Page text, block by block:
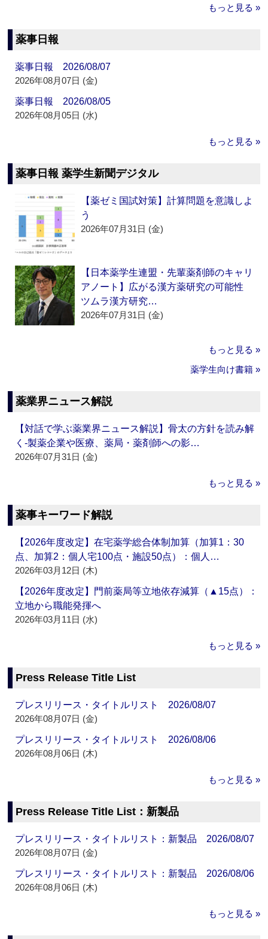
もっと見る »
薬事日報
薬事日報 2026/08/07
2026年08月07日 (金)
薬事日報 2026/08/05
2026年08月05日 (水)
もっと見る »
薬事日報 薬学生新聞デジタル
【薬ゼミ国試対策】計算問題を意識しよ
う
2026年07月31日 (金)
【日本薬学生連盟・先輩薬剤師のキャリ
アノート】広がる漢方薬研究の可能性
ツムラ漢方研究…
2026年07月31日 (金)
もっと見る »
薬学生向け書籍 »
薬業界ニュース解説
【対話で学ぶ薬業界ニュース解説】骨太の方針を読み解
く‐製薬企業や医療、薬局・薬剤師への影…
2026年07月31日 (金)
もっと見る »
薬事キーワード解説
【2026年度改定】在宅薬学総合体制加算（加算1：30
点、加算2：個人宅100点・施設50点）：個人…
2026年03月12日 (木)
【2026年度改定】門前薬局等立地依存減算（▲15点）：
立地から職能発揮へ
2026年03月11日 (水)
もっと見る »
Press Release Title List
プレスリリース・タイトルリスト 2026/08/07
2026年08月07日 (金)
プレスリリース・タイトルリスト 2026/08/06
2026年08月06日 (木)
もっと見る »
Press Release Title List：新製品
プレスリリース・タイトルリスト：新製品 2026/08/07
2026年08月07日 (金)
プレスリリース・タイトルリスト：新製品 2026/08/06
2026年08月06日 (木)
もっと見る »